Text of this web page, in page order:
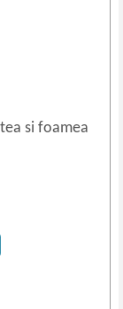
si foamea